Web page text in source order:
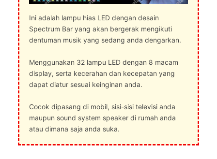
Ini adalah lampu hias LED dengan desain
Spectrum Bar yang akan bergerak mengikuti
dentuman musik yang sedang anda dengarkan.
Menggunakan 32 lampu LED dengan 8 macam
display, serta kecerahan dan kecepatan yang
dapat diatur sesuai keinginan anda.
Cocok dipasang di mobil, sisi-sisi televisi anda
maupun sound system speaker di rumah anda
atau dimana saja anda suka.